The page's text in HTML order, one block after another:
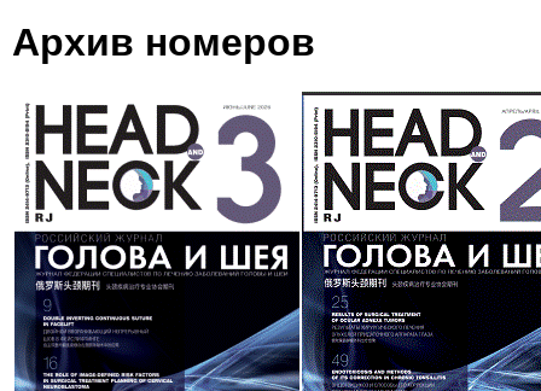
Архив номеров